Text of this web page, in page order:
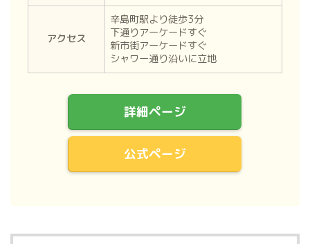
アクセス
辛島町駅より徒歩3分
下通りアーケードすぐ
新市街アーケードすぐ
シャワー通り沿いに立地
詳細ページ
公式ページ